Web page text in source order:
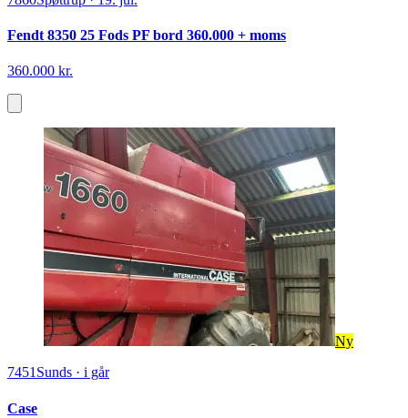
Fendt 8350 25 Fods PF bord 360.000 + moms
360.000 kr.
Ny
7451 Sunds · i går
Case